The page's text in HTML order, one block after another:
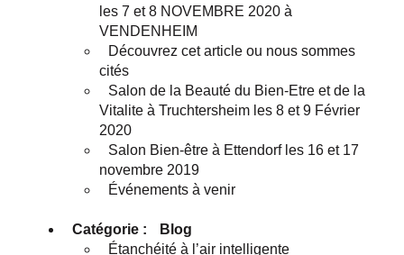
les 7 et 8 NOVEMBRE 2020 à
VENDENHEIM
Découvrez cet article ou nous sommes
cités
Salon de la Beauté du Bien-Etre et de la
Vitalite à Truchtersheim les 8 et 9 Février
2020
Salon Bien-être à Ettendorf les 16 et 17
novembre 2019
Événements à venir
Catégorie :
Blog
Étanchéité à l’air intelligente